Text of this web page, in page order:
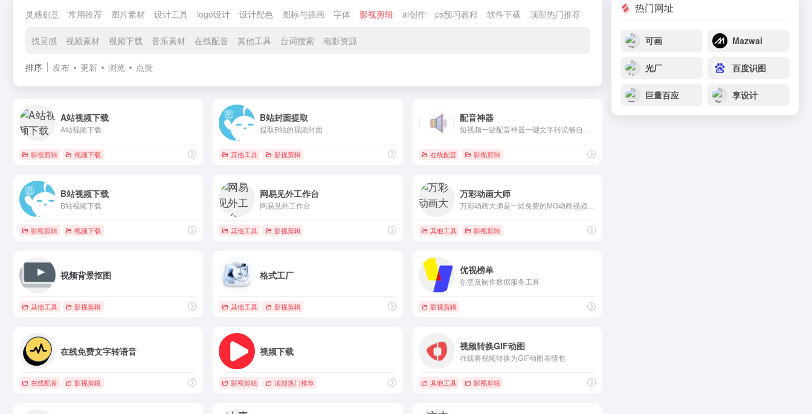
灵感创意 常用推荐 图片素材 设计工具 logo设计 设计配色 图标与插画 字体 影视剪辑 ai创作 ps预习教程 软件下载 顶部热门推荐 转换工具 创意文案
找灵感 视频素材 视频下载 音乐素材 在线配音 其他工具 台词搜索 电影资源
排序 发布 更新 浏览 点赞
A站视频下载
A站视频下载
影视剪辑 视频下载
B站封面提取
提取B站的视频封面
其他工具 影视剪辑
配音神器
在线配音 影视剪辑
B站视频下载
B站视频下载
影视剪辑 视频下载
网易见外工作台
网易见外工作台
其他工具 影视剪辑
万彩动画大师
其他工具 影视剪辑
视频背景抠图
其他工具 影视剪辑
格式工厂
其他工具 影视剪辑
优视榜单
创意及制作数据服务工具
影视剪辑
在线免费文字转语音
在线配音 影视剪辑
视频下载
影视剪辑 顶部热门推荐
视频转换GIF动图
在线将视频转换为GIF动图表情包
其他工具 影视剪辑
热门网址
可画 Mazwai
光厂 百度识图
巨量百应 享设计